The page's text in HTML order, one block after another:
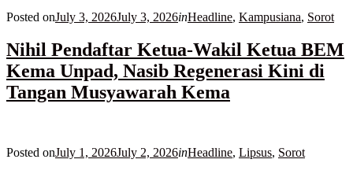
Posted onJuly 3, 2026July 3, 2026inHeadline, Kampusiana, Sorot
Nihil Pendaftar Ketua-Wakil Ketua BEM
Kema Unpad, Nasib Regenerasi Kini di
Tangan Musyawarah Kema
Posted onJuly 1, 2026July 2, 2026inHeadline, Lipsus, Sorot